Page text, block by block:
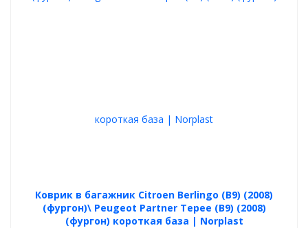
Коврик в багажник Citroen Berlingo (B9) (2008)
(фургон)\ Peugeot Partner Tepee (B9) (2008)
(фургон) короткая база | Norplast